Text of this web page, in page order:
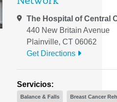
The Hospital of Central
440 New Britain Avenue
Plainville, CT 06062
Get Directions
Servicios:
Balance & Falls Breast Cancer